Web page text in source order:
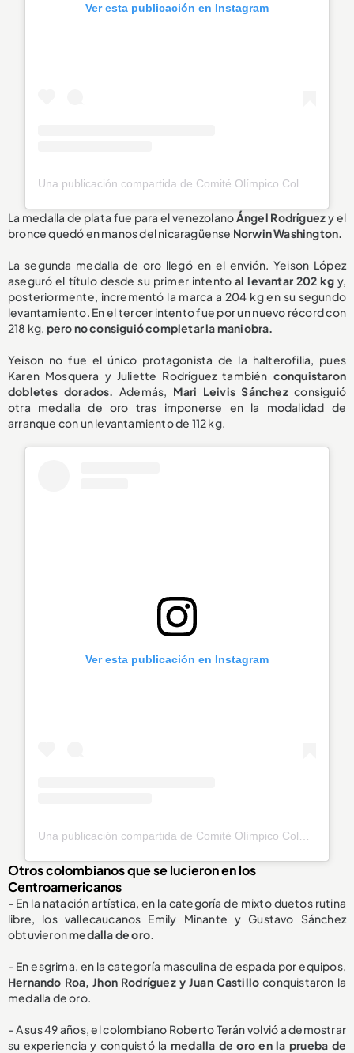
Ver esta publicación en Instagram
La medalla de plata fue para el venezolanoÁngel Rodríguezy el
bronce quedó en manos del nicaragüense Norwin Washington.
La segunda medalla de oro llegó en el envión. Yeison López
aseguró el título desde su primer intentoal levantar 202 kg y,
posteriormente, incrementó la marca a 204 kg en su segundo
levantamiento. En el tercer intento fue por un nuevo récord con
218 kg, pero no consiguió completar la maniobra.
Yeison no fue el único protagonista de la halterofilia, pues
Karen Mosquera y Juliette Rodríguez también conquistaron
dobletes dorados. Además, Mari Leivis Sánchezconsiguió
otra medalla de oro tras imponerse en la modalidad de
arranque con un levantamiento de 112 kg.
Ver esta publicación en Instagram
Otros colombianos que se lucieron en los
Centroamericanos
- En la natación artística, en la categoría de mixto duetos rutina
libre, los vallecaucanos Emily Minante y Gustavo Sánchez
obtuvieronmedalla de oro.
- En esgrima, en la categoría masculina de espada por equipos,
Hernando Roa, Jhon Rodríguez y Juan Castillo conquistaron la
medalla de oro.
- A sus 49 años, el colombiano Roberto Terán volvió a demostrar
su experiencia y conquistó la medalla de oro en la prueba de